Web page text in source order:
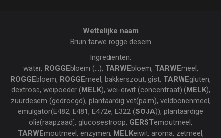
Wettelijke naam
Bruin tarwe rogge desem
Ingrediënten:
water, ROGGEbloem (...), TARWEbloem, TARWEmeel,
ROGGEbloem, ROGGEmeel, bakkerszout, gist, TARWEgluten,
dextrose, weipoeder (MELK), wei-eiwit (concentraat) (MELK),
zuurdesem (gedroogd), plantaardig vet(palm), veldbonenmeel,
emulgator(E482, E481, E472e, E322 (SOJA)), plantaardige
olie(raapzaad), glucosestroop, GERSTemoutmeel,
TARWEmoutmeel, enzymen, MELKeiwit, aroma, zetmeel,